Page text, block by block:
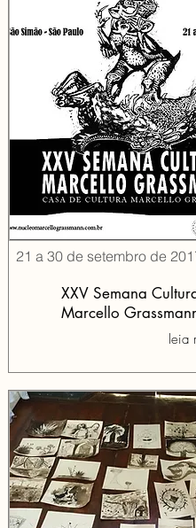
21 a 30 de setembro de
XXV Semana
Marcello
leia